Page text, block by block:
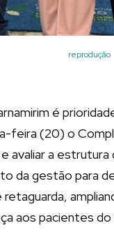
reprodução
é
feira (20) o
avaliar a
da gestão para
aos pacientes do